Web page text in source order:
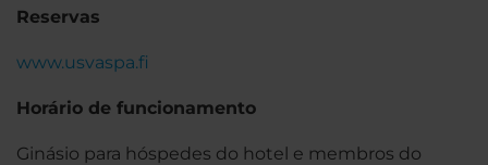
Reservas
www.usvaspa.fi
Horário de funcionamento
Ginásio para hóspedes do hotel e membros do